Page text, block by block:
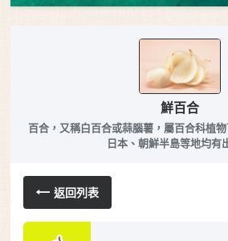
鮮百合
百合，又稱白百合或蒜腦薯，屬百合科植
日本、朝鮮半島等地均有
返回列表